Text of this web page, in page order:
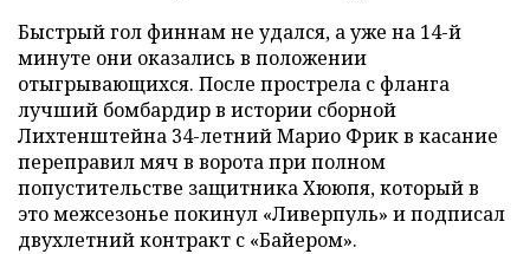
Быстрый гол финнам не удался, а уже на 14-й
минуте они оказались в положении
отыгрывающихся. После прострела с фланга
лучший бомбардир в истории сборной
Лихтенштейна 34-летний Марио Фрик в касание
переправил мяч в ворота при полном
попустительстве защитника Хююпя, который в
это межсезонье покинул «Ливерпуль» и подписал
двухлетний контракт с «Байером».